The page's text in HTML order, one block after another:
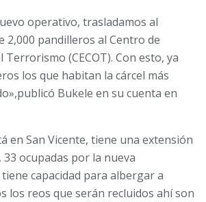
operativo, trasladamos al
2,000 pandilleros al Centro de
(CECOT). Con esto, ya
los que habitan la cárcel más
Bukele en su cuenta en
en San Vicente, tiene una extensión
33 ocupadas por la nueva
capacidad para albergar a
los reos que serán recluidos ahí son